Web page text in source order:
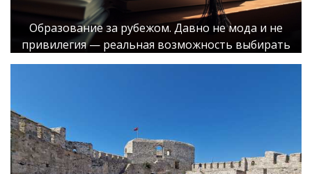
Образование за рубежом. Давно не мода и не
привилегия — реальная возможность выбирать